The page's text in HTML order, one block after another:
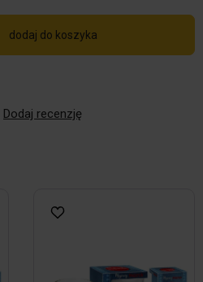
dodaj do koszyka
Dodaj recenzję